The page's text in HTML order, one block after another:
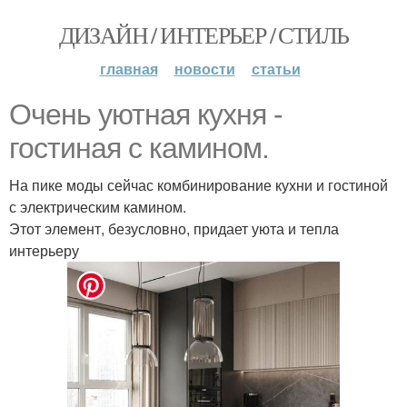
ДИЗАЙН / ИНТЕРЬЕР / СТИЛЬ
главная новости статьи
Очень уютная кухня -
гостиная с камином.
На пике моды сейчас комбинирование кухни и гостиной
с электрическим камином.
Этот элемент, безусловно, придает уюта и тепла
интерьеру